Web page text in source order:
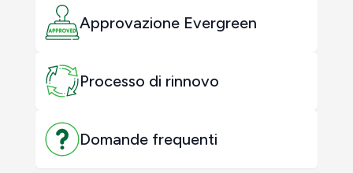
Approvazione Evergreen
Processo di rinnovo
Domande frequenti